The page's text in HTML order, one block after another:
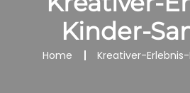
Kinder-
Home Kreativer-